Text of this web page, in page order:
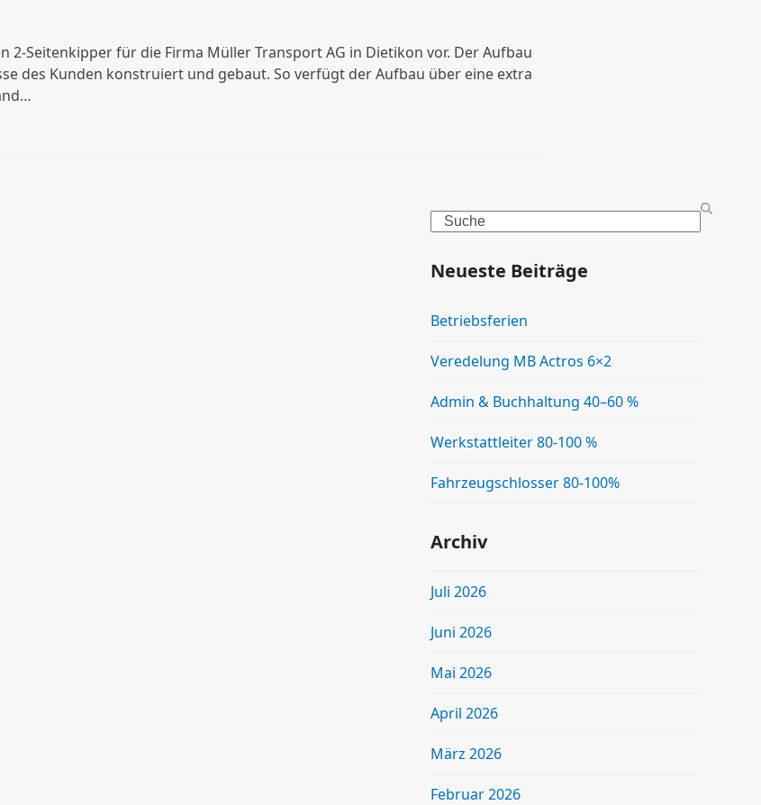
2-Seitenkipper für die Firma Müller Transport AG in Dietikon vor. Der Aufbau
des Kunden konstruiert und gebaut. So verfügt der Aufbau über eine extra
Search
Neueste Beiträge
Betriebsferien
Veredelung MB Actros 6×2
Admin & Buchhaltung 40–60 %
Werkstattleiter 80-100 %
Fahrzeugschlosser 80-100%
Archiv
Juli 2026
Juni 2026
Mai 2026
April 2026
März 2026
Februar 2026